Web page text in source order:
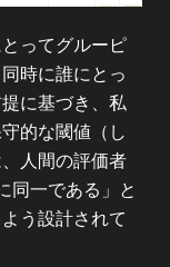
ってグルーピ
時に誰にとっ
に基づき、私
的な閾値（し
人間の評価者
同一である」と
う設計されて